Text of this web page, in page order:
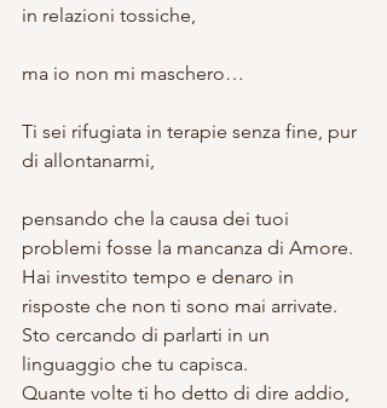
in relazioni tossiche,
ma io non mi maschero…
Ti sei rifugiata in terapie senza fine, pur
di allontanarmi,
pensando che la causa dei tuoi
problemi fosse la mancanza di Amore.
Hai investito tempo e denaro in
risposte che non ti sono mai arrivate.
Sto cercando di parlarti in un
linguaggio che tu capisca.
Quante volte ti ho detto di dire addio,